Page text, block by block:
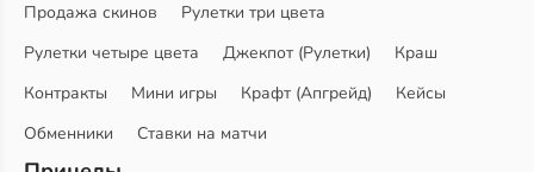
Продажа скинов
Рулетки три цвета
Рулетки четыре цвета
Джекпот (Рулетки)
Краш
Контракты
Мини игры Крафт (Апгрейд)
Кейсы
Обменники
Ставки на матчи